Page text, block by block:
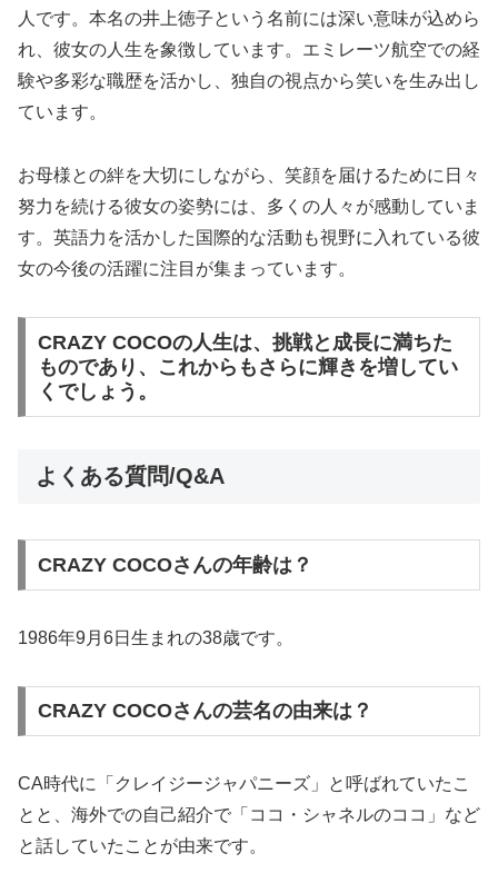
人です。本名の井上徳子という名前には深い意味が込めら
れ、彼女の人生を象徴しています。エミレーツ航空での経
験や多彩な職歴を活かし、独自の視点から笑いを生み出し
ています。
お母様との絆を大切にしながら、笑顔を届けるために日々
努力を続ける彼女の姿勢には、多くの人々が感動していま
す。英語力を活かした国際的な活動も視野に入れている彼
女の今後の活躍に注目が集まっています。
CRAZY COCOの人生は、挑戦と成長に満ちた
ものであり、これからもさらに輝きを増してい
くでしょう。
よくある質問/Q&A
CRAZY COCOさんの年齢は？
1986年9月6日生まれの38歳です。
CRAZY COCOさんの芸名の由来は？
CA時代に「クレイジージャパニーズ」と呼ばれていたこ
とと、海外での自己紹介で「ココ・シャネルのココ」など
と話していたことが由来です。